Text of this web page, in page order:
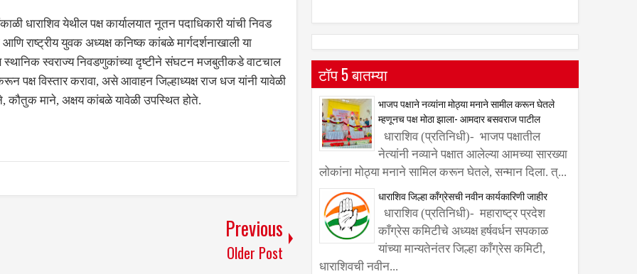
धाराशिव येथील पक्ष कार्यालयात नूतन पदाधिकारी यांची निवड
राष्ट्रीय युवक अध्यक्ष कनिष्क कांबळे मार्गदर्शनाखाली या
स्वराज्य निवडणुकांच्या दृष्टीने संघटन मजबुतीकडे वाटचाल
पक्ष विस्तार करावा, असे आवाहन जिल्हाध्यक्ष राज धज यांनी यावेळी
माने, अक्षय कांबळे यावेळी उपस्थित होते.
Previous
Older Post
टॉप 5 बातम्या
भाजप पक्षाने नव्यांना मोठ्या मनाने सामील करून घेतले
म्हणूनच पक्ष मोठा झाला- आमदार बसवराज पाटील
धाराशिव (प्रतिनिधी)- भाजप पक्षातील
नेत्यांनी नव्याने पक्षात आलेल्या आमच्या सारख्या
लोकांना मोठ्या मनाने सामिल करून घेतले, सन्मान दिला. त्...
धाराशिव जिल्हा काँग्रेसची नवीन कार्यकारिणी जाहीर
धाराशिव (प्रतिनिधी)- महाराष्ट्र प्रदेश
काँग्रेस कमिटीचे अध्यक्ष हर्षवर्धन सपकाळ
यांच्या मान्यतेनंतर जिल्हा काँग्रेस कमिटी,
धाराशिवची नवीन...